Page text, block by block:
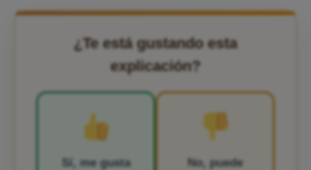
¿Te está gustando esta
explicación?
Sí, me gusta
No, puede